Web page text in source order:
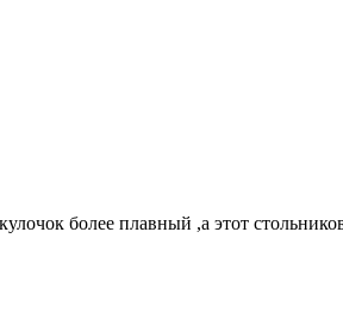
более плавный ,а этот